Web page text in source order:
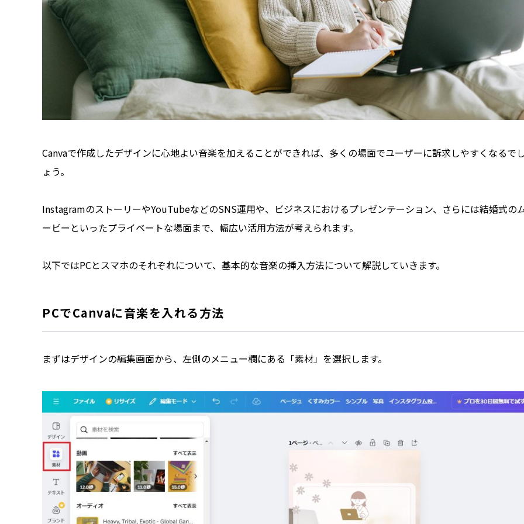
Canvaで作成したデザインに心地よい音楽を加えることができれば、多くの場面でユーザーに訴求しやすくなるで
ょう。
InstagramのストーリーやYouTubeなどのSNS運用や、ビジネスにおけるプレゼンテーション、さらには結婚式の
ービーといったプライベートな場面まで、幅広い活用方法が考えられます。
以下ではPCとスマホのそれぞれについて、基本的な音楽の挿入方法について解説していきます。
PCでCanvaに音楽を入れる方法
まずはデザインの編集画面から、左側のメニュー欄にある「素材」を選択します。